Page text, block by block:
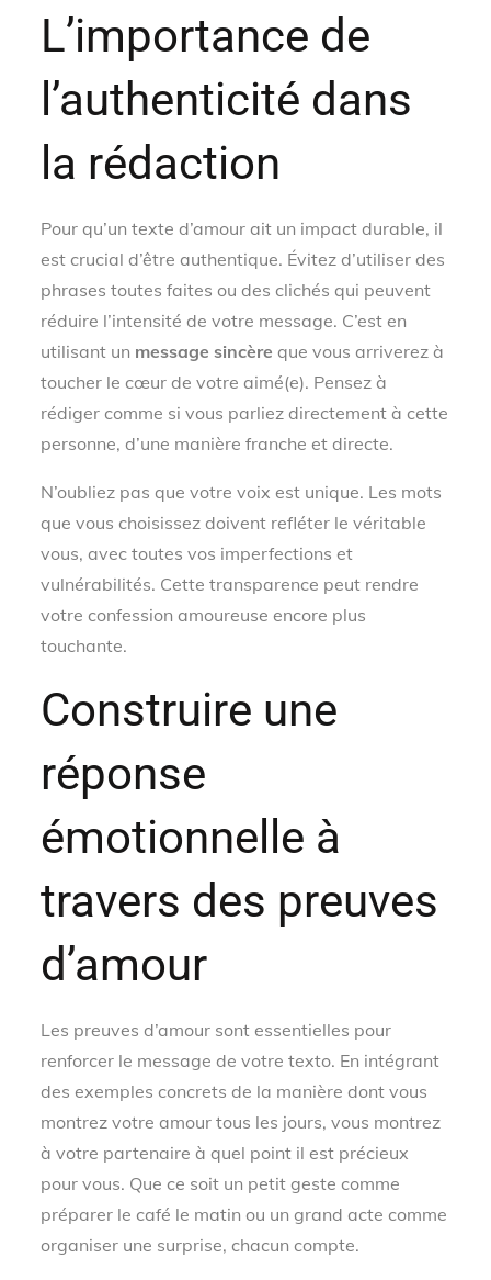
L’importance de
l’authenticité dans
la rédaction
Pour qu’un texte d’amour ait un impact durable, il
est crucial d’être authentique. Évitez d’utiliser des
phrases toutes faites ou des clichés qui peuvent
réduire l’intensité de votre message. C’est en
utilisant un message sincère que vous arriverez à
toucher le cœur de votre aimé(e). Pensez à
rédiger comme si vous parliez directement à cette
personne, d’une manière franche et directe.
N’oubliez pas que votre voix est unique. Les mots
que vous choisissez doivent refléter le véritable
vous, avec toutes vos imperfections et
vulnérabilités. Cette transparence peut rendre
votre confession amoureuse encore plus
touchante.
Construire une
réponse
émotionnelle à
travers des preuves
d’amour
Les preuves d’amour sont essentielles pour
renforcer le message de votre texto. En intégrant
des exemples concrets de la manière dont vous
montrez votre amour tous les jours, vous montrez
à votre partenaire à quel point il est précieux
pour vous. Que ce soit un petit geste comme
préparer le café le matin ou un grand acte comme
organiser une surprise, chacun compte.